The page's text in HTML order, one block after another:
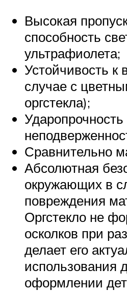
Высокая
способность
ультрафиолета;
Устойчивость к
случае с
оргстекла);
Ударопрочность
Сравнительно
Абсолютная
окружающих в
повреждения
Оргстекло не
осколков при
делает его
использования
оформлении